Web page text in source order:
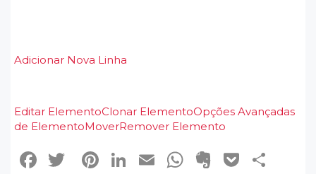
Adicionar Nova Linha
Editar ElementoClonar ElementoOpções Avançadas
de ElementoMoverRemover Elemento
Facebook
Twitter
Pinterest
LinkedIn
EmailWhatsApp
Evernote